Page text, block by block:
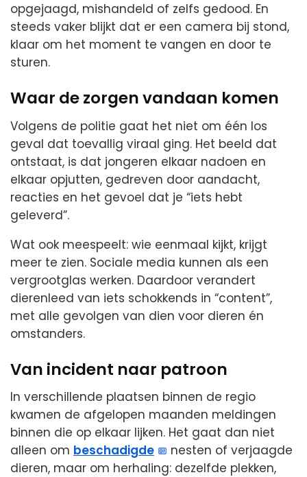
opgejaagd, mishandeld of zelfs gedood. En
steeds vaker blijkt dat er een camera bij stond,
klaar om het moment te vangen en door te
sturen.
Waar de zorgen vandaan komen
Volgens de politie gaat het niet om één los
geval dat toevallig viraal ging. Het beeld dat
ontstaat, is dat jongeren elkaar nadoen en
elkaar opjutten, gedreven door aandacht,
reacties en het gevoel dat je “iets hebt
geleverd”.
Wat ook meespeelt: wie eenmaal kijkt, krijgt
meer te zien. Sociale media kunnen als een
vergrootglas werken. Daardoor verandert
dierenleed van iets schokkends in “content”,
met alle gevolgen van dien voor dieren én
omstanders.
Van incident naar patroon
In verschillende plaatsen binnen de regio
kwamen de afgelopen maanden meldingen
binnen die op elkaar lijken. Het gaat dan niet
alleen om beschadigde
nesten of verjaagde
dieren, maar om herhaling: dezelfde plekken,